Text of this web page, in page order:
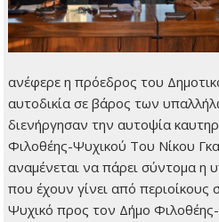
ανέφερε η πρόεδρος του
αυτοδικία σε βάρος των
διενήργησαν την αυτοψία
Φιλοθέης-Ψυχικού Του Νίκου
αναμένεται να πάρει σύντομα η
που έχουν γίνει από
Ψυχικό προς τον Δήμο